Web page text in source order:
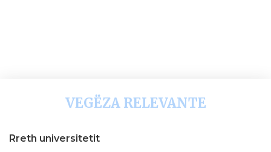
VEGËZA RELEVANTE
Rreth universitetit